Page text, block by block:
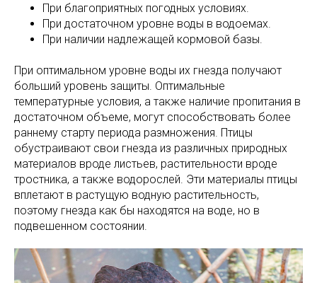
При благоприятных погодных условиях.
При достаточном уровне воды в водоемах.
При наличии надлежащей кормовой базы.
При оптимальном уровне воды их гнезда получают
больший уровень защиты. Оптимальные
температурные условия, а также наличие пропитания в
достаточном объеме, могут способствовать более
раннему старту периода размножения. Птицы
обустраивают свои гнезда из различных природных
материалов вроде листьев, растительности вроде
тростника, а также водорослей. Эти материалы птицы
вплетают в растущую водную растительность,
поэтому гнезда как бы находятся на воде, но в
подвешенном состоянии.